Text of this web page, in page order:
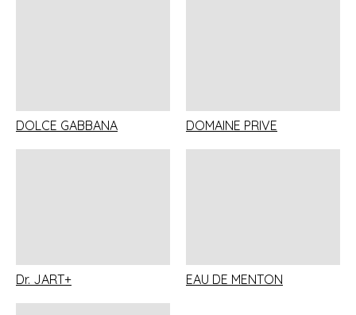
DOLCE GABBANA DOMAINE PRIVE
Dr. JART+ EAU DE MENTON